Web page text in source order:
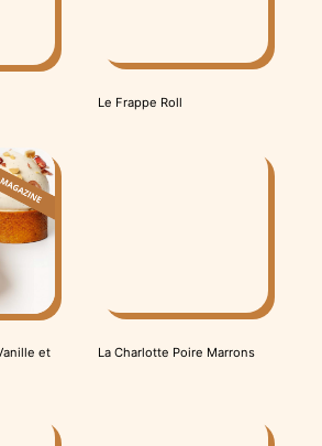
Le Frappe Roll
et
La Charlotte Poire Marrons